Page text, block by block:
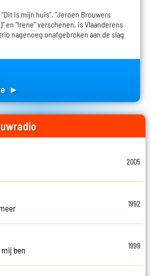
is mijn huis”, “Jeroen Brouwers
en “Irene” verschenen, is Vlaanderens
nagenoeg onafgebroken aan de slag
►
2005
1992
mij ben
1999